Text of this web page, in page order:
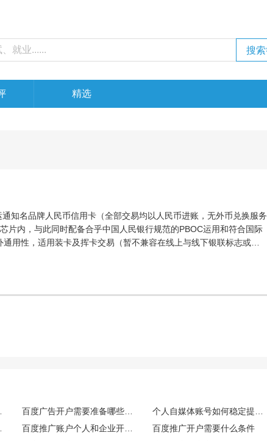
精选
知名品牌人民币信用卡（全部交易均以人民币进账，无外币兑换服务
片内，与此同时配备合乎中国人民银行规范的PBOC运用和符合国际
用性，适用装卡及挥卡交易（暂不兼容在线上与线下银联标志或银
百度推广开户需要什么条件